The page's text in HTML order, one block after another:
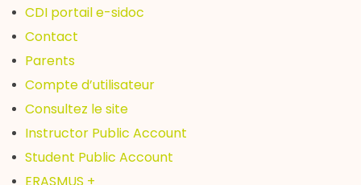
CDI portail e-sidoc
Contact
Parents
Compte d’utilisateur
Consultez le site
Instructor Public Account
Student Public Account